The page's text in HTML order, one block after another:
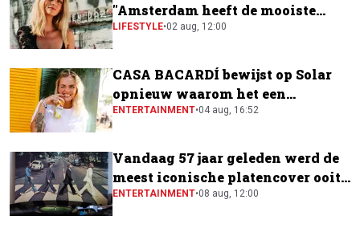
"Amsterdam heeft de mooiste
festivalscene van Europa"
LIFESTYLE•02 aug, 12:00
CASA BACARDÍ bewijst op Solar
opnieuw waarom het een
festivalfavoriet is
ENTERTAINMENT•04 aug, 16:52
Vandaag 57 jaar geleden werd de
meest iconische platencover ooit
gemaakt
ENTERTAINMENT•08 aug, 12:00